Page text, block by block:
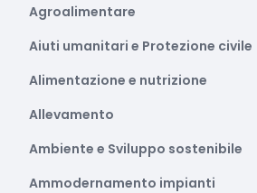
Agroalimentare
Aiuti umanitari e Protezione civile
Alimentazione e nutrizione
Allevamento
Ambiente e Sviluppo sostenibile
Ammodernamento impianti